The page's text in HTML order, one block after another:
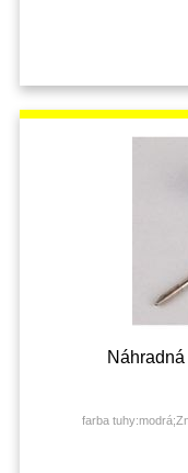
farba